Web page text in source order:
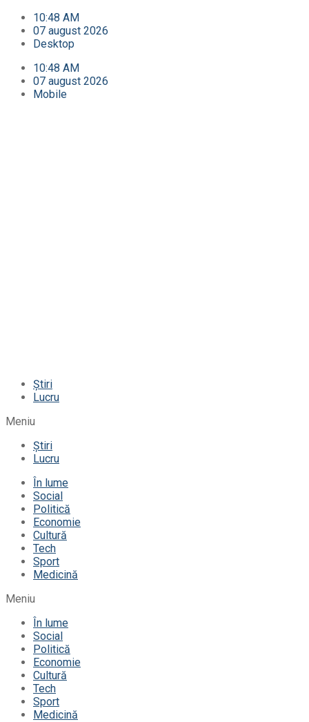
10:48 AM
07 august 2026
Desktop
10:48 AM
07 august 2026
Mobile
Știri
Lucru
Meniu
Știri
Lucru
În lume
Social
Politică
Economie
Cultură
Tech
Sport
Medicină
Meniu
În lume
Social
Politică
Economie
Cultură
Tech
Sport
Medicină